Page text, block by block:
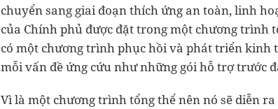
chuyển sang giai đoạn thích ứng an toàn, linh
của Chính phủ được đặt trong một chương trình
có một chương trình phục hồi và phát triển kinh
mỗi vấn đề ứng cứu như những gói hỗ trợ trước
Vì là một chương trình tổng thể nên nó sẽ diễn